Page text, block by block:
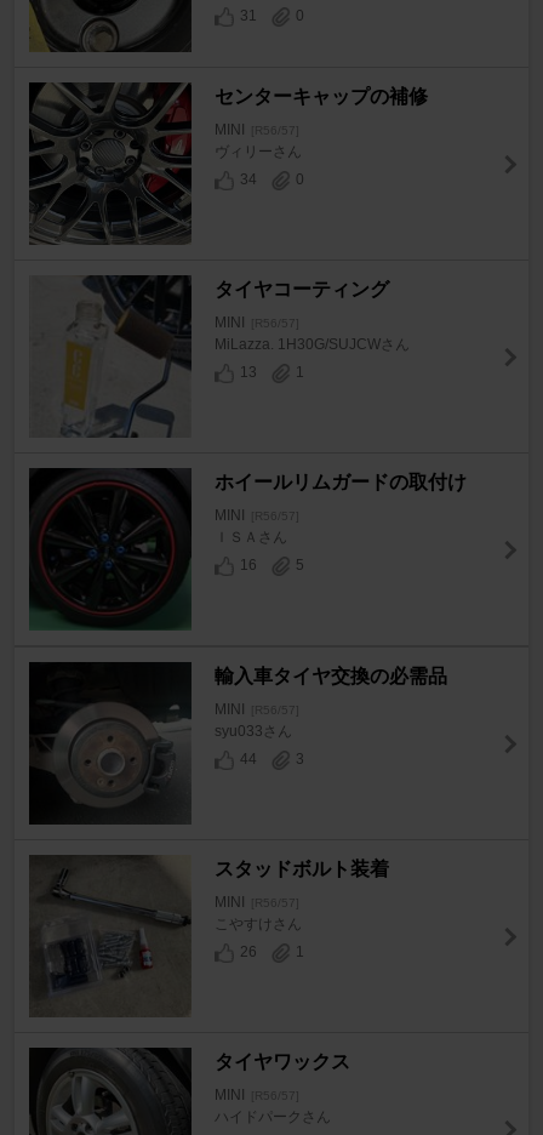
31
0
センターキャップの補修
MINI [R56/57]
ヴィリーさん
34
0
タイヤコーティング
MINI [R56/57]
MiLazza. 1H30G/SUJCWさん
13
1
ホイールリムガードの取付け
MINI [R56/57]
ＩＳＡさん
16
5
輸入車タイヤ交換の必需品
MINI [R56/57]
syu033さん
44
3
スタッドボルト装着
MINI [R56/57]
こやすけさん
26
1
タイヤワックス
MINI [R56/57]
ハイドパークさん